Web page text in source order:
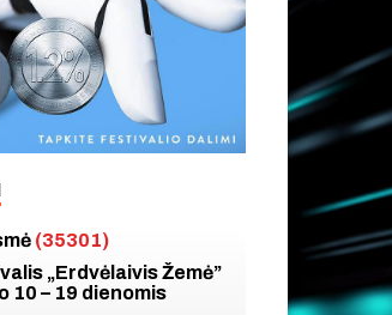
(35301)
„Erdvėlaivis Žemė”
10 – 19 dienomis